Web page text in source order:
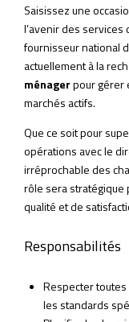
Saisissez une
l’avenir des services
fournisseur national
actuellement à la
ménagerpour gérer
marchés actifs.
Que ce soit pour
opérations avec le
irréprochable des
rôle sera
qualité et de
Responsabilités
Respecter
les standards